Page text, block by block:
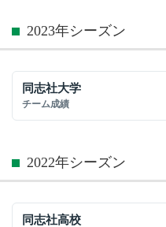
2023年シーズン
同志社大学
チーム成績
2022年シーズン
同志社高校